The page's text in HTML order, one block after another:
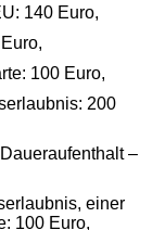
140 Euro,
100 Euro,
200
–
einer
100 Euro,